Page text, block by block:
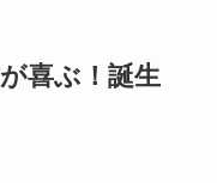
喜ぶ！誕生